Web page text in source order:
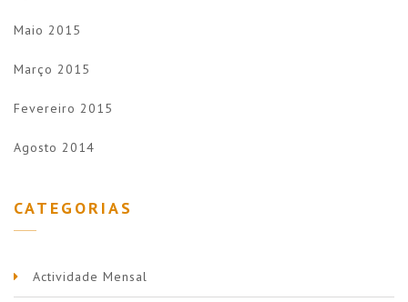
Maio 2015
Março 2015
Fevereiro 2015
Agosto 2014
CATEGORIAS
Actividade Mensal